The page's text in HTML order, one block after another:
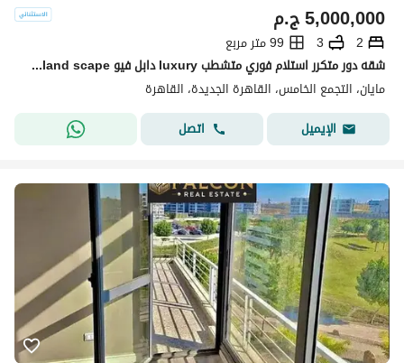
ج.م5,000,000
2
3
99 متر مربع
شقه دور متكرر استلام فوري متشطب luxury دابل فيو pool+land scape تقسيمه رائعه باسهل خطط سداد بدون ضغط وتقسيط ع اطول عدد سنوات الرحاب-سوان ليك-كريك تاون
مايان، التجمع الخامس، القاهرة الجديدة، القاهرة
الإيميل
اتصل